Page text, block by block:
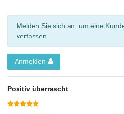
Melden Sie sich an, um eine
verfassen.
Anmelden
Positiv überrascht